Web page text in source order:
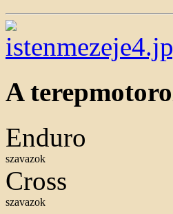
A
Enduro
szavazok
Cross
szavazok